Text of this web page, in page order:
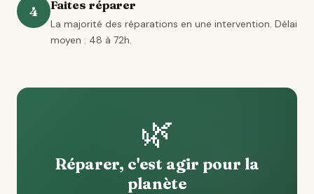
4 Faites réparer
La majorité des réparations en une intervention. Délai
moyen : 48 à 72h.
🌿
Réparer, c'est agir pour la
planète